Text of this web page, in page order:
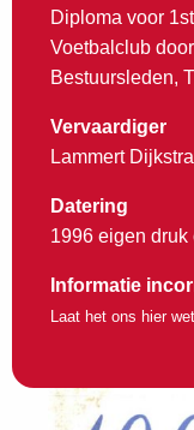
Diploma voor
Voetbalclub
Bestuursleden,
Vervaardiger
Lammert Dijkstra
Datering
1996 eigen
Informatie
Laat het ons hier